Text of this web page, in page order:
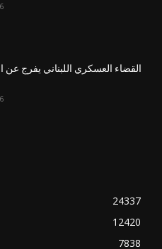
القضاء العسكري اللبناني يفرج عن
24337
12420
7838